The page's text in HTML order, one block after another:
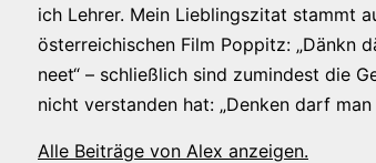
ich Lehrer. Mein Lieblingszitat stammt
österreichischen Film Poppitz: „Dänkn
neet“ – schließlich sind zumindest die
nicht verstanden hat: „Denken darf
Alle Beiträge von Alex anzeigen.